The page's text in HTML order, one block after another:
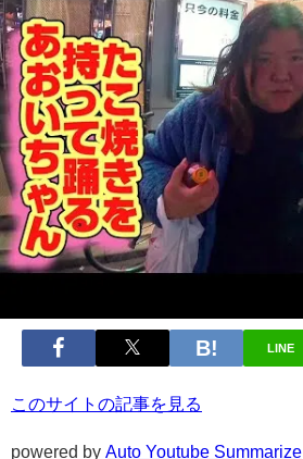
LINE
このサイトの記事を見る
powered by Auto Youtube Summarize